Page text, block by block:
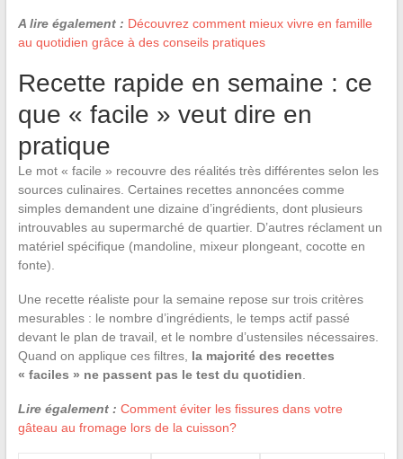
A lire également : Découvrez comment mieux vivre en famille
au quotidien grâce à des conseils pratiques
Recette rapide en semaine : ce
que « facile » veut dire en
pratique
Le mot « facile » recouvre des réalités très différentes selon les
sources culinaires. Certaines recettes annoncées comme
simples demandent une dizaine d’ingrédients, dont plusieurs
introuvables au supermarché de quartier. D’autres réclament un
matériel spécifique (mandoline, mixeur plongeant, cocotte en
fonte).
Une recette réaliste pour la semaine repose sur trois critères
mesurables : le nombre d’ingrédients, le temps actif passé
devant le plan de travail, et le nombre d’ustensiles nécessaires.
Quand on applique ces filtres, la majorité des recettes
« faciles » ne passent pas le test du quotidien
Lire également : Comment éviter les fissures dans votre
gâteau au fromage lors de la cuisson?